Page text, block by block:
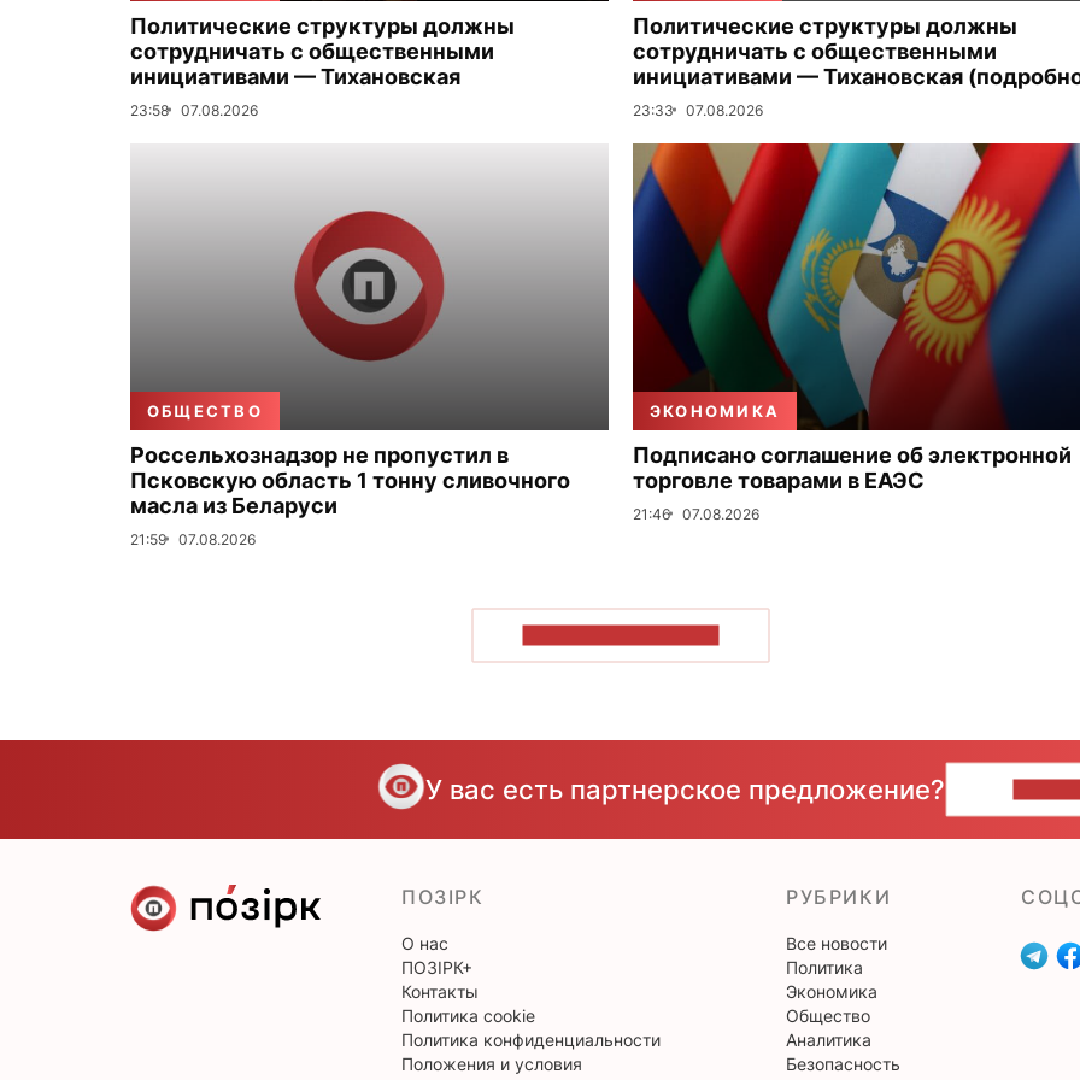
Политические структуры должны
сотрудничать с общественными
инициативами — Тихановская
23:58 07.08.2026
Политические структуры должны
сотрудничать с общественными
инициативами — Тихановская
23:33 07.08.2026
ОБЩЕСТВО
Россельхознадзор не пропустил в
Псковскую область 1 тонну сливочного
масла из Беларуси
21:59 07.08.2026
ЭКОНОМИКА
Подписано соглашение об электронной
торговле товарами в ЕАЭС
21:46 07.08.2026
У вас есть партнерское предложение?
ПОЗІРК
О нас
ПОЗІРК+
Контакты
Политика cookie
Политика конфиденциальности
Положения и условия
РУБРИКИ
Все новости
Политика
Экономика
Общество
Аналитика
Безопасность